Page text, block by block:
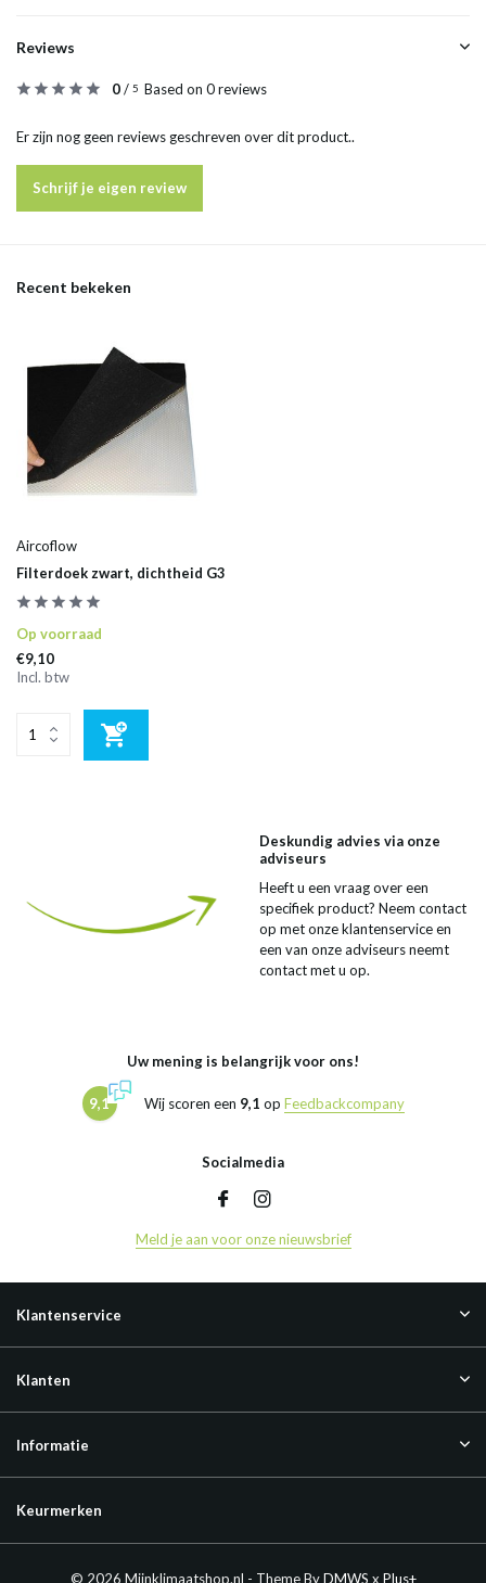
Reviews
0/ 5 Based on 0 reviews
Er zijn nog geen reviews geschreven over dit product..
Schrijf je eigen review
Recent bekeken
Aircoflow
Filterdoek zwart, dichtheid G3
Op voorraad
€9,10
Incl. btw
Deskundig advies via onze
adviseurs
Heeft u een vraag over een
specifiek product? Neem contact
op met onze klantenservice en
een van onze adviseurs neemt
contact met u op.
Uw mening is belangrijk voor ons!
9,1 Wij scoren een 9,1 op Feedbackcompany
Socialmedia
Meld je aan voor onze nieuwsbrief
Klantenservice
Klanten
Informatie
Keurmerken
© 2026 Mijnklimaatshop.nl - Theme ByDMWS x Plus+